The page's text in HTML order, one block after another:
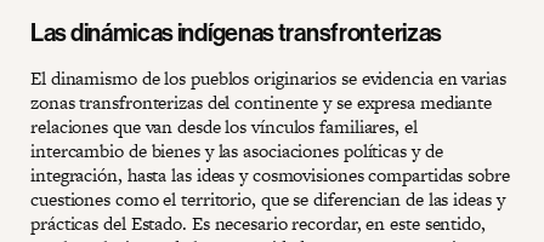
Las dinámicas indígenas transfronterizas
El dinamismo de los pueblos originarios se evidencia en varias
zonas transfronterizas del continente y se expresa mediante
relaciones que van desde los vínculos familiares, el
intercambio de bienes y las asociaciones políticas y de
integración, hasta las ideas y cosmovisiones compartidas sobre
cuestiones como el territorio, que se diferencian de las ideas y
prácticas del Estado. Es necesario recordar, en este sentido,